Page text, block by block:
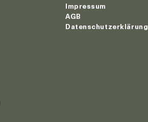
Impressum
AGB
Datenschutzerklärung